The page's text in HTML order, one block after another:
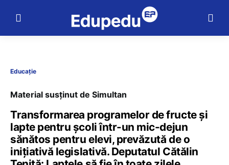
Educație
Material susținut de Simultan
Transformarea programelor de fructe și
lapte pentru școli într-un mic-dejun
sănătos pentru elevi, prevăzută de o
inițiativă legislativă. Deputatul Cătălin